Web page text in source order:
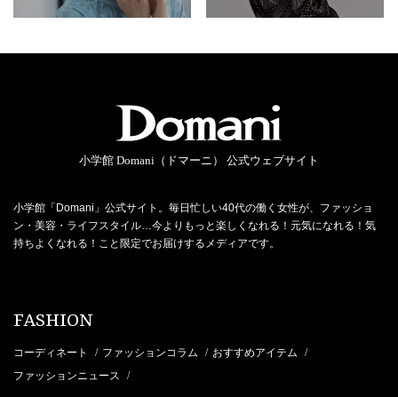
小学館 Domani（ドマーニ） 公式ウェブサイト
小学館「Domani」公式サイト。毎日忙しい40代の働く女性が、ファッショ
ン・美容・ライフスタイル…今よりもっと楽しくなれる！元気になれる！気
持ちよくなれる！こと限定でお届けするメディアです。
FASHION
コーディネート / ファッションコラム / おすすめアイテム /
ファッションニュース /